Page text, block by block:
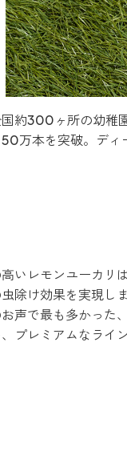
約300ヶ所の幼稚
万本を突破。ディ
いレモンユーカリ
除け効果を実現しま
声で最も多かった
プレミアムなライ